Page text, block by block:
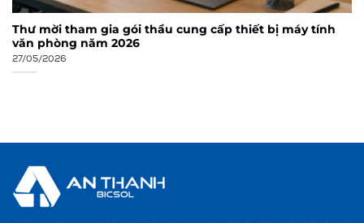
Thư mời tham gia gói thầu cung cấp thiết bị máy tính
văn phòng năm 2026
27/05/2026